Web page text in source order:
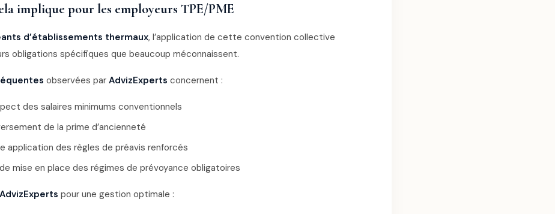
implique pour les employeurs TPE/PME
d’établissements thermaux, l’application de cette convention collective
obligations spécifiques que beaucoup méconnaissent.
observées par AdvizExperts concernent :
des salaires minimums conventionnels
de la prime d’ancienneté
application des règles de préavis renforcés
mise en place des régimes de prévoyance obligatoires
pour une gestion optimale :